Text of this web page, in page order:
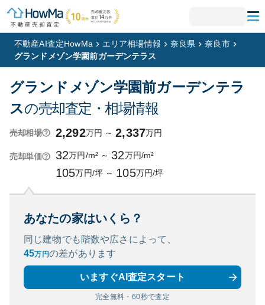
不動産AI査定HowMa エリア相場情報 奈良県
奈良市
グランドメゾン学園前ガーデンテラス
グランドメゾン学園前ガーデンテラ
スの売却査定・相場情報
売却相場 2,292万円 ～ 2,337万円
売却単価 32万円/m² ～ 32万円/m²
105万円/坪 ～ 105万円/坪
あなたの家はいくら？
同じ建物でも階数や広さによって、
45万円の差があります
いますぐAI査定スタート
完全無料・60秒で査定